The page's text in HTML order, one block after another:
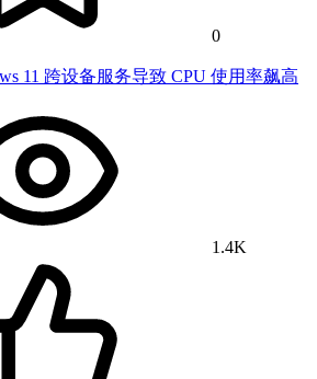
0
11 跨设备服务导致 CPU 使用率飙高
1.4K